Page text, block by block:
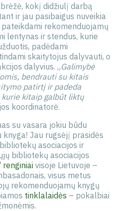
kokį didžiulį darbą
ir jau pasibaigus nuveikia
rekomenduojamų
lentynas ir stendus, kurie
padėdami
skaitytojus dalyvauti, o
dalyvius. „Galimybė
bendrauti su kitais
patirtį ir padeda
kitaip galbūt liktų
koordinatorė.
vasara jokiu būdu
knyga! Jau rugsėjį prasidės
asociacijos ir
bibliotekų asociacijos
renginiai visoje Lietuvoje –
visus metus
rekomenduojamų knygų
tinklalaidės – pokalbiai